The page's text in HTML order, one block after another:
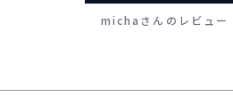
michaさんのレビュー